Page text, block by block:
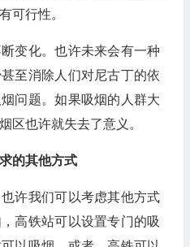
可行性。
变化。也许未来会有一种
至消除人们对尼古丁的依
问题。如果吸烟的人群大
区也许就失去了意义。
的其他方式
许我们可以考虑其他方式
高铁站可以设置专门的吸